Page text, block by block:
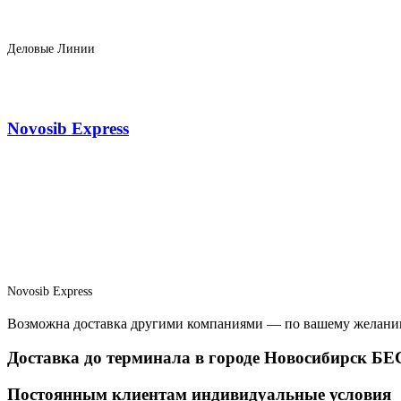
Деловые Линии
Novosib Express
Novosib Express
Возможна доставка другими компаниями — по вашему
Доставка до терминала в городе Новосибирск
Постоянным клиентам индивидуальные условия